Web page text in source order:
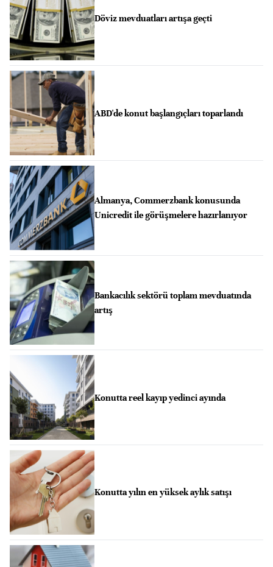
Döviz mevduatları artışa geçti
ABD'de konut başlangıçları toparlandı
Almanya, Commerzbank konusunda
Unicredit ile görüşmelere hazırlanıyor
Bankacılık sektörü toplam mevduatında
artış
Konutta reel kayıp yedinci ayında
Konutta yılın en yüksek aylık satışı